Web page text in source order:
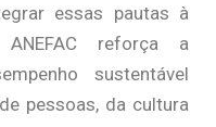
essas pautas à
reforça a
sustentável
pessoas, da cultura